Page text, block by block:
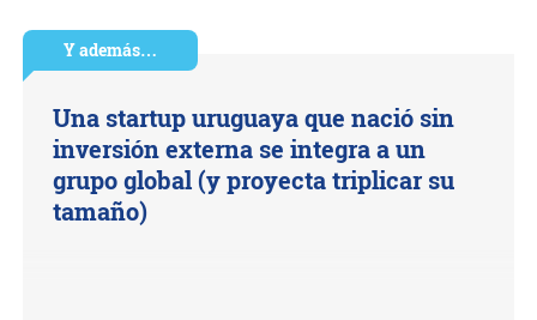
Y además…
Una startup uruguaya que nació sin
inversión externa se integra a un
grupo global (y proyecta triplicar su
tamaño)